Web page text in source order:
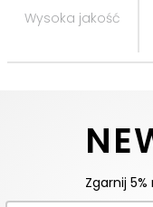
Wysoka jakość
Zgarnij